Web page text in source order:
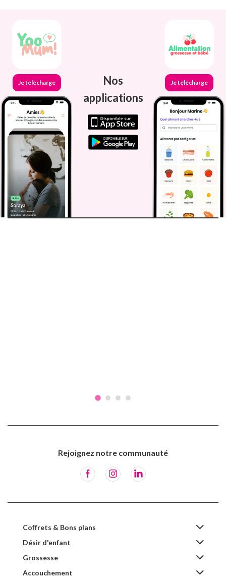
Je télécharge
Nos
applications
Je télécharge
Rejoignez notre communauté
Coffrets & Bons plans
Désir d'enfant
Grossesse
Accouchement